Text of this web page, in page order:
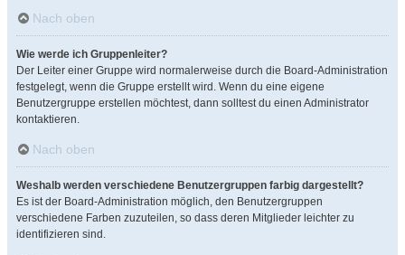
Nach oben
Wie werde ich Gruppenleiter?
Der Leiter einer Gruppe wird normalerweise durch die Board-Administration
festgelegt, wenn die Gruppe erstellt wird. Wenn du eine eigene
Benutzergruppe erstellen möchtest, dann solltest du einen Administrator
kontaktieren.
Nach oben
Weshalb werden verschiedene Benutzergruppen farbig dargestellt?
Es ist der Board-Administration möglich, den Benutzergruppen
verschiedene Farben zuzuteilen, so dass deren Mitglieder leichter zu
identifizieren sind.